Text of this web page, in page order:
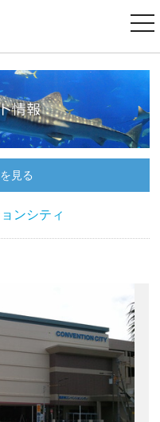
ナ
ビ
ン
見る
ンシティ